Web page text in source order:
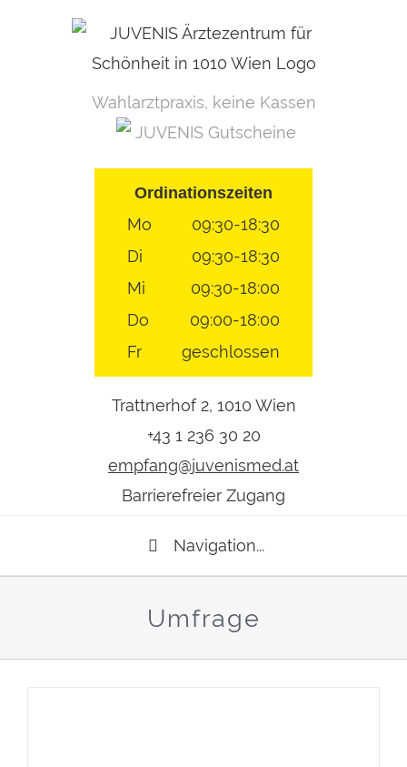
Ordinationszeiten
Mo
09:30-18:30
Di
09:30-18:30
Mi
09:30-18:00
Do
09:00-18:00
Fr
geschlossen
Trattnerhof 2, 1010 Wien
+43 1 236 30 20
empfang@juvenismed.at
Barrierefreier Zugang
Wahlarztpraxis, keine Kassen
JUVENIS Gutscheine
Navigation...
Umfrage